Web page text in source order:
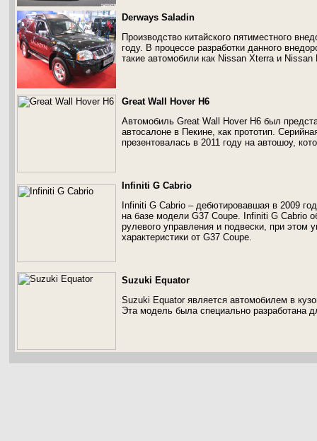
Derways Saladin
Производство китайского пятиместного
году. В процессе разработки данного
такие автомобили как Nissan Хterra и Nissan
Great Wall Hover H6
Автомобиль Great Wall Hover H6 был
автосалоне в Пекине, как прототип.
презентовалась в 2011 году на автошоу,
Infiniti G Cabrio
Infiniti G Cabrio – дебютировавшая в 2009
на базе модели G37 Coupe. Infiniti G Cabrio
рулевого управления и подвески, при этом
характеристики от G37 Coupe.
Suzuki Equator
Suzuki Equator является автомобилем в
Эта модель была специально разработана